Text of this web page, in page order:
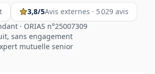
3,8/5Avis externes · 5 029 avis
· ORIAS n°25007309
sans engagement
mutuelle senior